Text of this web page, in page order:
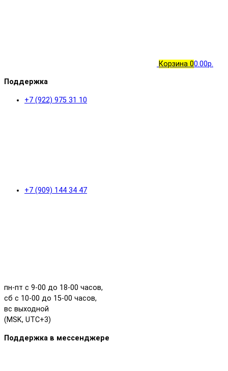
Корзина 00.00р.
Поддержка
+7 (922) 975 31 10
+7 (909) 144 34 47
пн-пт с 9-00 до 18-00 часов,
сб с 10-00 до 15-00 часов,
вс выходной
(MSK, UTC+3)
Поддержка в мессенджере